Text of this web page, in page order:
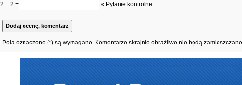
2 + 2 = « Pytanie kontrolne
Pola oznaczone (*) są wymagane. Komentarze skrajnie obraźliwe nie będą zamieszczane.